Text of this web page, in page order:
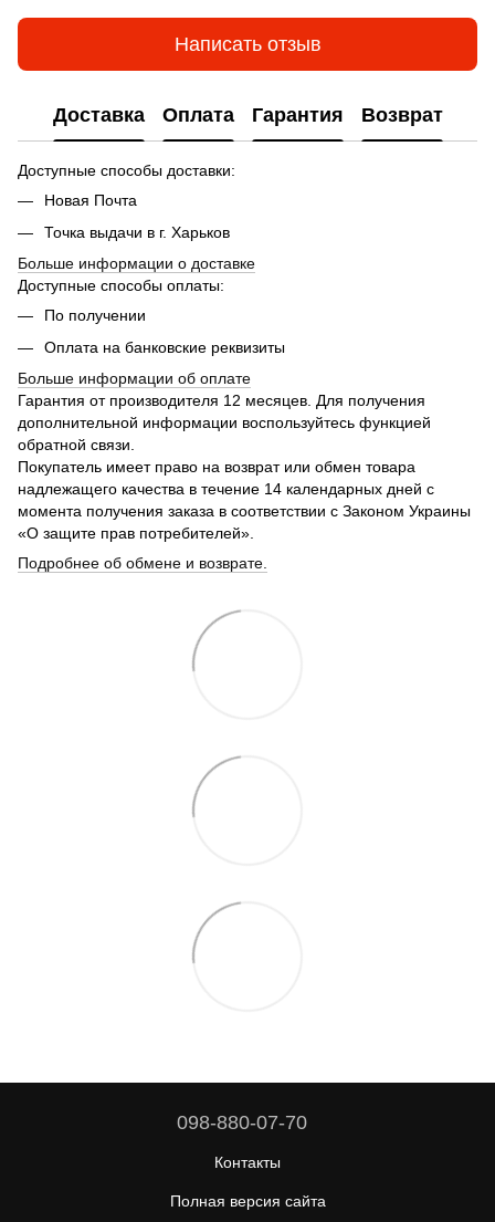
Написать отзыв
Доставка Оплата Гарантия Возврат
Доступные способы доставки:
Новая Почта
Точка выдачи в г. Харьков
Больше информации о доставке
Доступные способы оплаты:
По получении
Оплата на банковские реквизиты
Больше информации об оплате
Гарантия от производителя 12 месяцев. Для получения
дополнительной информации воспользуйтесь функцией
обратной связи.
Покупатель имеет право на возврат или обмен товара
надлежащего качества в течение 14 календарных дней с
момента получения заказа в соответствии с Законом Украины
«О защите прав потребителей».
Подробнее об обмене и возврате.
098-880-07-70
Контакты
Полная версия сайта